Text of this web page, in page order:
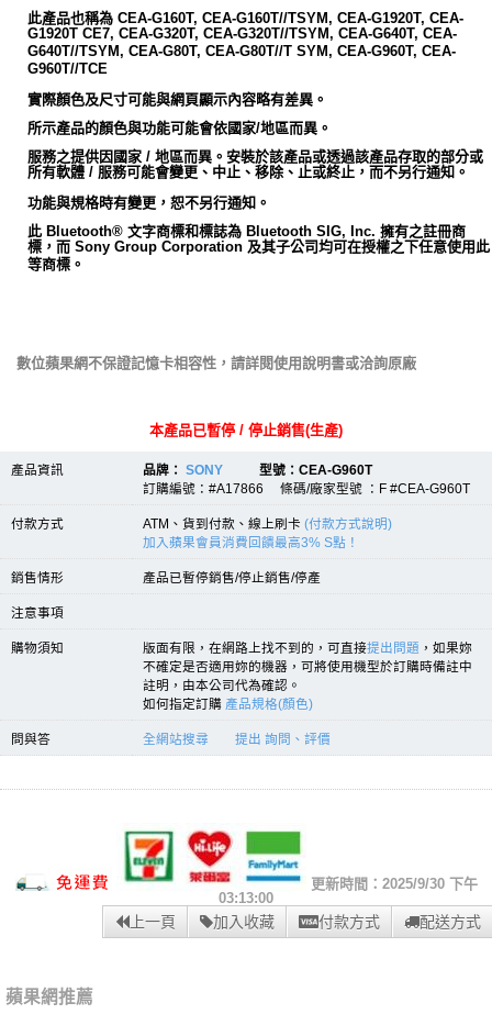
此產品也稱為 CEA-G160T, CEA-G160T//TSYM, CEA-G1920T, CEA-
G1920T CE7, CEA-G320T, CEA-G320T//TSYM, CEA-G640T, CEA-
G640T//TSYM, CEA-G80T, CEA-G80T//T SYM, CEA-G960T, CEA-
G960T//TCE
實際顏色及尺寸可能與網頁顯示內容略有差異。
所示產品的顏色與功能可能會依國家/地區而異。
服務之提供因國家 / 地區而異。安裝於該產品或透過該產品存取的部分或
所有軟體 / 服務可能會變更、中止、移除、止或終止，而不另行通知。
功能與規格時有變更，恕不另行通知。
此 Bluetooth® 文字商標和標誌為 Bluetooth SIG, Inc. 擁有之註冊商
標，而 Sony Group Corporation 及其子公司均可在授權之下任意使用此
等商標。
數位蘋果網不保證記憶卡相容性，請詳閱使用說明書或洽詢原廠
本產品已暫停 / 停止銷售(生產)
產品資訊 品牌： SONY 型號：CEA-G960T
訂購編號：#A17866 條碼/廠家型號 ：F #CEA-G960T
付款方式 ATM、貨到付款、線上刷卡 (付款方式說明)
加入蘋果會員消費回饋最高3% S點！
銷售情形 產品已暫停銷售/停止銷售/停產
注意事項
購物須知 版面有限，在網路上找不到的，可直接提出問題 ，如果妳
不確定是否適用妳的機器，可將使用機型於訂購時備註中
註明，由本公司代為確認。
如何指定訂購 產品規格(顏色)
問與答 全網站搜尋 提出 詢問、評價
更新時間：2025/9/30 下午
03:13:00
上一頁 加入收藏 付款方式 配送方式
蘋果網推薦